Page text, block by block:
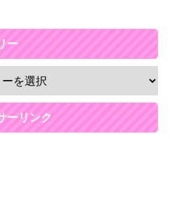
ー
ーリンク